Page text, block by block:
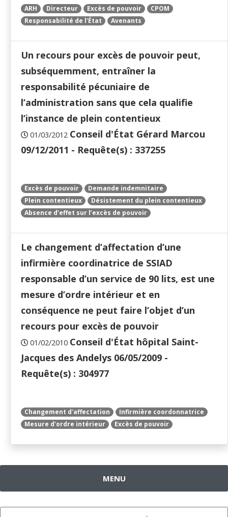
ARH Directeur Excès de pouvoir
CPOM
Responsabilité de l'État
Avenants
Un recours pour excès de pouvoir peut,
subséquemment, entraîner la
responsabilité pécuniaire de
l’administration sans que cela qualifie
l’instance de plein contentieux
01/03/2012 Conseil d'État Gérard Marcou
09/12/2011 - Requête(s) : 337255
Excès de pouvoir
Demande indemnitaire
Plein contentieux
Désistement du plein contentieux
Absence d’effet sur l’excès de pouvoir
Le changement d’affectation d’une
infirmière coordinatrice de SSIAD
responsable d’un service de 90 lits, est une
mesure d’ordre intérieur et en
conséquence ne peut faire l’objet d’un
recours pour excès de pouvoir
01/02/2010 Conseil d'État hôpital Saint-
Jacques des Andelys 06/05/2009 -
Requête(s) : 304977
Changement d'affectation
Infirmière coordonnatrice
Mesure d'ordre intérieur
Excès de pouvoir
MENU